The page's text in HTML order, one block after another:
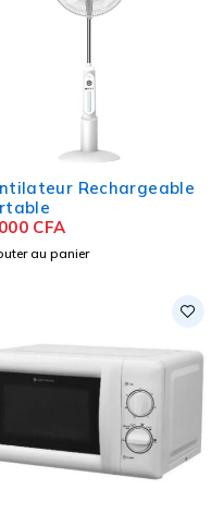
Rechargeable
CFA
au panier